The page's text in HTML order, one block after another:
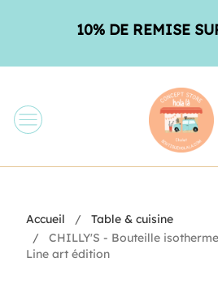
10% DE REMISE SUR
Accueil
Table & cuisine
CHILLY'S - Bouteille
Line art édition